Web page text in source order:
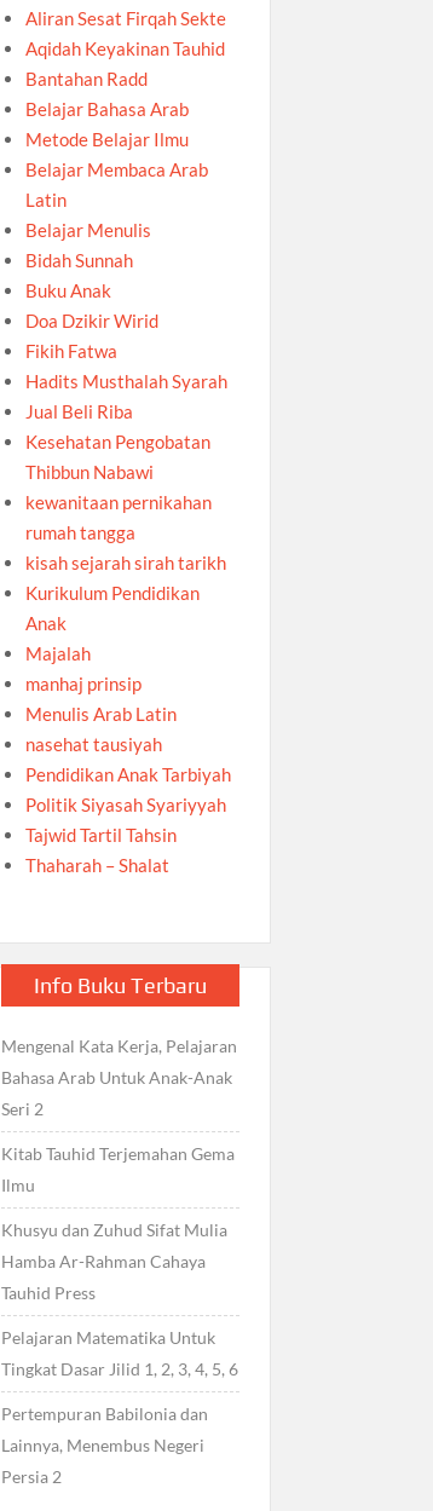
Aliran Sesat Firqah Sekte
Aqidah Keyakinan Tauhid
Bantahan Radd
Belajar Bahasa Arab
Metode Belajar Ilmu
Belajar Membaca Arab
Latin
Belajar Menulis
Bidah Sunnah
Buku Anak
Doa Dzikir Wirid
Fikih Fatwa
Hadits Musthalah Syarah
Jual Beli Riba
Kesehatan Pengobatan
Thibbun Nabawi
kewanitaan pernikahan
rumah tangga
kisah sejarah sirah tarikh
Kurikulum Pendidikan
Anak
Majalah
manhaj prinsip
Menulis Arab Latin
nasehat tausiyah
Pendidikan Anak Tarbiyah
Politik Siyasah Syariyyah
Tajwid Tartil Tahsin
Thaharah – Shalat
Info Buku Terbaru
Mengenal Kata Kerja, Pelajaran
Bahasa Arab Untuk Anak-Anak
Seri 2
Kitab Tauhid Terjemahan Gema
Ilmu
Khusyu dan Zuhud Sifat Mulia
Hamba Ar-Rahman Cahaya
Tauhid Press
Pelajaran Matematika Untuk
Tingkat Dasar Jilid 1, 2, 3, 4, 5, 6
Pertempuran Babilonia dan
Lainnya, Menembus Negeri
Persia 2